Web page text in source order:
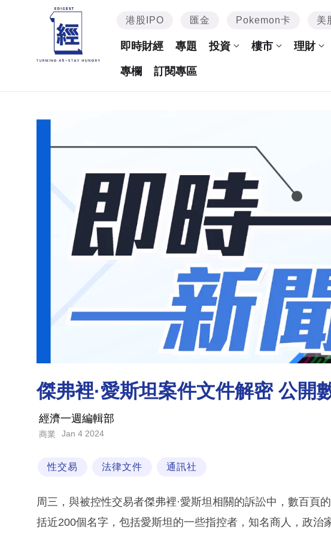
港股IPO 匯金 Pokemon卡 美
即時財經 專題 投資 樓市 理財
專欄 訂閱專區
傑弗裡·愛斯坦案件文件解密 公開
經濟一週編輯部
商業 Jan 4 2024
性交易 法律文件 通訊社
周三，與被控性交易者傑弗裡·愛斯坦相關的訴訟中，數百頁
括近200個名字，包括愛斯坦的一些指控者，知名商人，政治